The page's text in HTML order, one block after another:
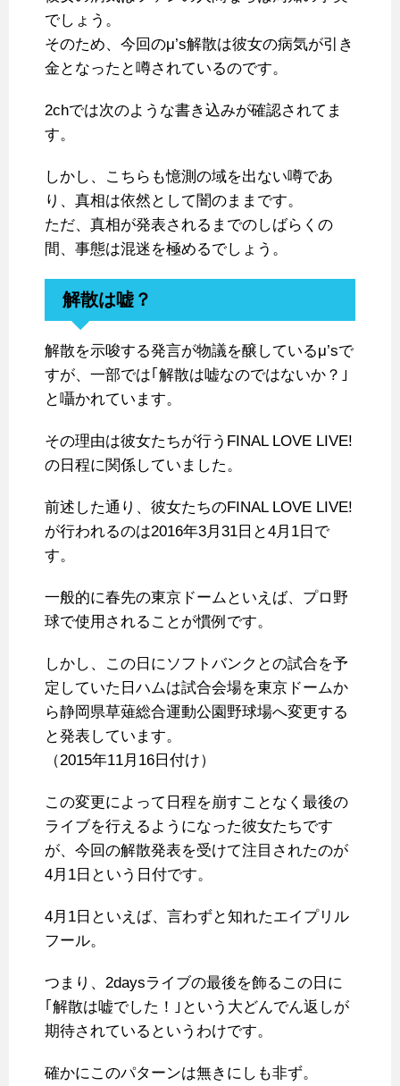
でしょう。
そのため、今回のμ’s解散は彼女の病気が引き
金となったと噂されているのです。
2chでは次のような書き込みが確認されてま
す。
しかし、こちらも憶測の域を出ない噂であ
り、真相は依然として闇のままです。
ただ、真相が発表されるまでのしばらくの
間、事態は混迷を極めるでしょう。
解散は嘘？
解散を示唆する発言が物議を醸しているμ’sで
すが、一部では｢解散は嘘なのではないか？｣
と囁かれています。
その理由は彼女たちが行うFINAL LOVE LIVE!
の日程に関係していました。
前述した通り、彼女たちのFINAL LOVE LIVE!
が行われるのは2016年3月31日と4月1日で
す。
一般的に春先の東京ドームといえば、プロ野
球で使用されることが慣例です。
しかし、この日にソフトバンクとの試合を予
定していた日ハムは試合会場を東京ドームか
ら静岡県草薙総合運動公園野球場へ変更する
と発表しています。
（2015年11月16日付け）
この変更によって日程を崩すことなく最後の
ライブを行えるようになった彼女たちです
が、今回の解散発表を受けて注目されたのが
4月1日という日付です。
4月1日といえば、言わずと知れたエイプリル
フール。
つまり、2daysライブの最後を飾るこの日に
｢解散は嘘でした！｣という大どんでん返しが
期待されているというわけです。
確かにこのパターンは無きにしも非ず。